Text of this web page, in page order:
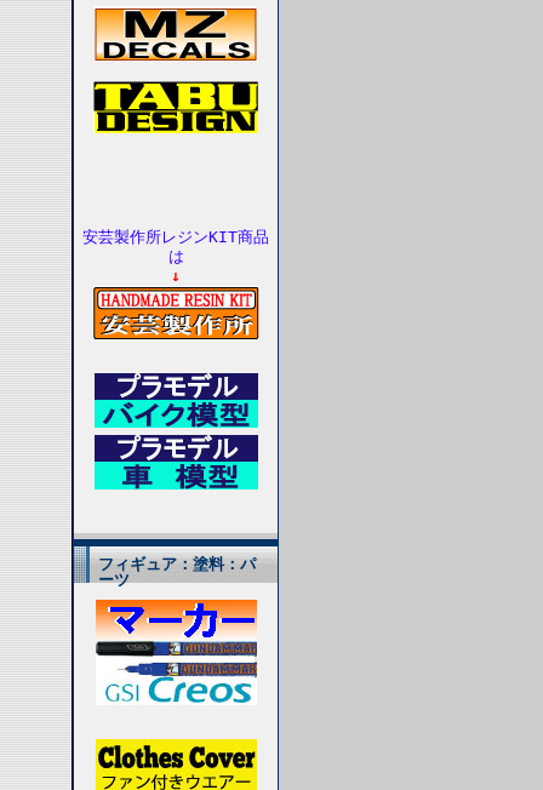
安芸製作所レジンKIT商品
は
↓
フィギュア：塗料：パ
ーツ